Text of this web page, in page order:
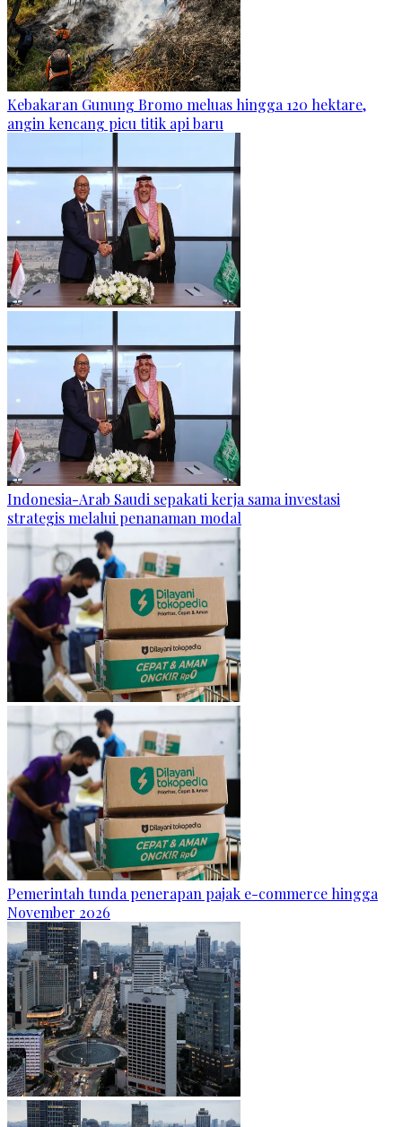
Kebakaran Gunung Bromo meluas hingga 120 hektare,
angin kencang picu titik api baru
Indonesia-Arab Saudi sepakati kerja sama investasi
strategis melalui penanaman modal
Pemerintah tunda penerapan pajak e-commerce hingga
November 2026